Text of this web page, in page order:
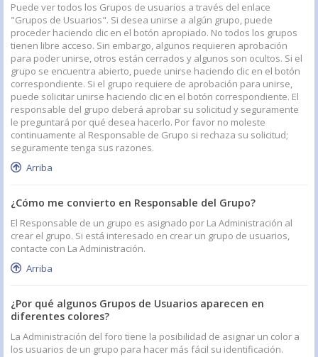
Puede ver todos los Grupos de usuarios a través del enlace
"Grupos de Usuarios". Si desea unirse a algún grupo, puede
proceder haciendo clic en el botón apropiado. No todos los grupos
tienen libre acceso. Sin embargo, algunos requieren aprobación
para poder unirse, otros están cerrados y algunos son ocultos. Si el
grupo se encuentra abierto, puede unirse haciendo clic en el botón
correspondiente. Si el grupo requiere de aprobación para unirse,
puede solicitar unirse haciendo clic en el botón correspondiente. El
responsable del grupo deberá aprobar su solicitud y seguramente
le preguntará por qué desea hacerlo. Por favor no moleste
continuamente al Responsable de Grupo si rechaza su solicitud;
seguramente tenga sus razones.
Arriba
¿Cómo me convierto en Responsable del Grupo?
El Responsable de un grupo es asignado por La Administración al
crear el grupo. Si está interesado en crear un grupo de usuarios,
contacte con La Administración.
Arriba
¿Por qué algunos Grupos de Usuarios aparecen en
diferentes colores?
La Administración del foro tiene la posibilidad de asignar un color a
los usuarios de un grupo para hacer más fácil su identificación.